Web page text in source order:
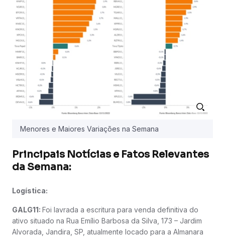
Menores e Maiores Variações na Semana
Principais Notícias e Fatos Relevantes
da Semana:
Logística:
GALG11: Foi lavrada a escritura para venda definitiva do
ativo situado na Rua Emílio Barbosa da Silva, 173 – Jardim
Alvorada, Jandira, SP, atualmente locado para a Almanara